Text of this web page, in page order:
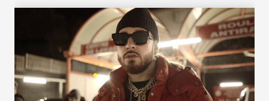
WANT MORE ?